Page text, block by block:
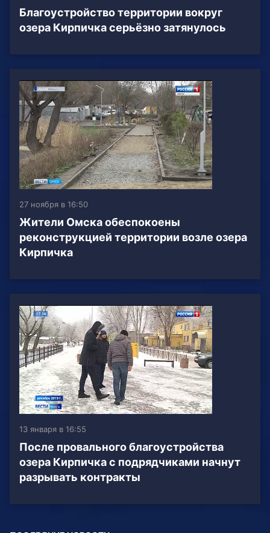
Благоустройство территории вокруг
озера Кирпичка серьёзно затянулось
27 ноября в 16:50
Жители Омска обеспокоены
реконструкцией территории возле озера
Кирпичка
13 января в 16:55
После провального благоустройства
озера Кирпичка с подрядчиками начнут
разрывать контракты